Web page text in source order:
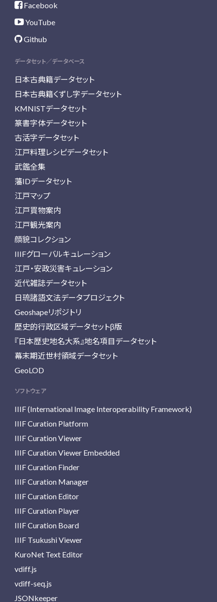
Facebook
YouTube
Github
データセット／データベース
日本古典籍データセット
日本古典籍くずし字データセット
KMNISTデータセット
篆書字体データセット
古活字データセット
江戸料理レシピデータセット
武鑑全集
藩IDデータセット
江戸マップ
江戸買物案内
江戸観光案内
顔貌コレクション
IIIFグローバルキュレーション
江戸・安政災害キュレーション
近代雑誌データセット
日琉諸語文法データプロジェクト
Geoshapeリポジトリ
歴史的行政区域データセットβ版
『日本歴史地名大系』地名項目データセット
幕末期近世村領域データセット
GeoLOD
ソフトウェア
IIIF (International Image Interoperability Framework)
IIIF Curation Platform
IIIF Curation Viewer
IIIF Curation Viewer Embedded
IIIF Curation Finder
IIIF Curation Manager
IIIF Curation Editor
IIIF Curation Player
IIIF Curation Board
IIIF Tsukushi Viewer
KuroNet Text Editor
vdiff.js
vdiff-seq.js
JSONkeeper